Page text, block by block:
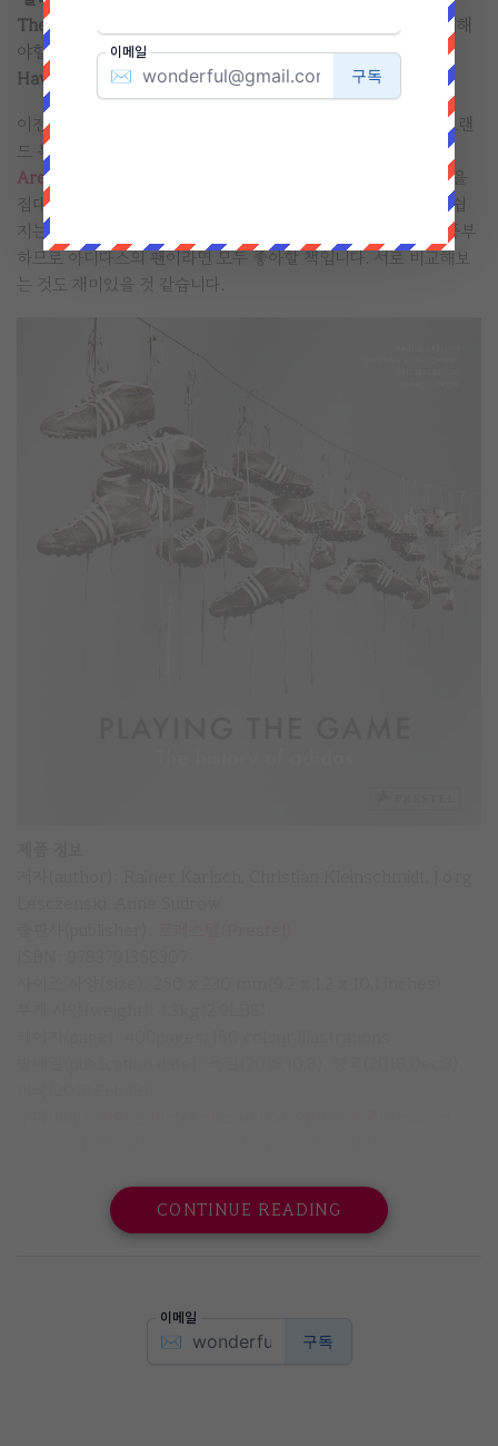
The History of adidas)’
은 아디다스 매니아라면 당연히? 구매해
야할 책입니다. 역시나,The Story As Told By Those Who
Have Lived And Are Living It를 함께 소장하셔야겠죠?
이전에 소개해드린 아디다스 그룹의 60주년 기념으로 발간한 브랜
드 북
The Story As Told By Those Who Have Lived And
Are Living It
은 그룹 차원에서 완성되었고 아디다스의 모든 것을
집대성하였지만, 직원들에게만 배포된 비매품의 책이라 접근이 쉽
지는 않은 편이였습니다. 책의 인쇄 퀄리티와 화려한 이미지가 풍부
하므로 아디다스의 팬이라면 모두 좋아할 책입니다. 서로 비교해보
는 것도 재미있을 것 같습니다.
CONTINUE READING